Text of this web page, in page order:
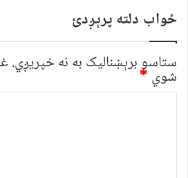
ځواب دلته پرېږدئ
ستاسو برېښناليک به نه خپريږي.
شوي *